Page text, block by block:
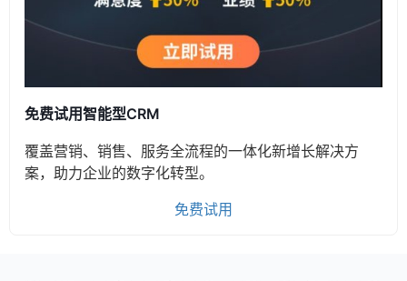
免费试用智能型CRM
覆盖营销、销售、服务全流程的一体化新增长解决方
案，助力企业的数字化转型。
免费试用